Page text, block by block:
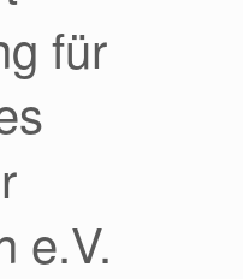
für
e.V.